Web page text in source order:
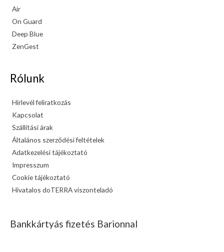
Air
On Guard
Deep Blue
ZenGest
Rólunk
Hírlevél feliratkozás
Kapcsolat
Szállítási árak
Általános szerződési feltételek
Adatkezelési tájékoztató
Impresszum
Cookie tájékoztató
Hivatalos doTERRA viszonteladó
Bankkártyás fizetés Barionnal